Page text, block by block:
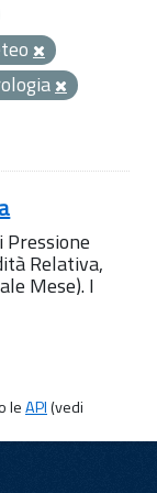
Relativa,
Mese). I
leAPI(vedi